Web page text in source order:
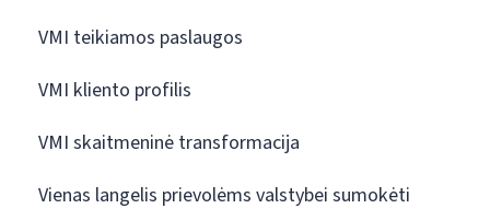
VMI teikiamos paslaugos
VMI kliento profilis
VMI skaitmeninė transformacija
Vienas langelis prievolėms valstybei sumokėti